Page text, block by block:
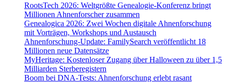
RootsTech 2026: Weltgrößte Genealogie-Konferenz bringt
Millionen Ahnenforscher zusammen
Genealogica 2026: Zwei Wochen digitale Ahnenforschung
mit Vorträgen, Workshops und Austausch
Ahnenforschung-Update: FamilySearch veröffentlicht 18
Millionen neue Datensätze
MyHeritage: Kostenloser Zugang über Halloween zu über 1,5
Milliarden Sterberegistern
Boom bei DNA-Tests: Ahnenforschung erlebt rasant